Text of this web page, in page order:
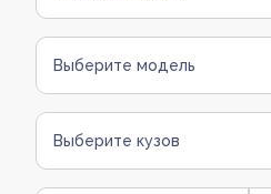
Выберите модель
Выберите кузов